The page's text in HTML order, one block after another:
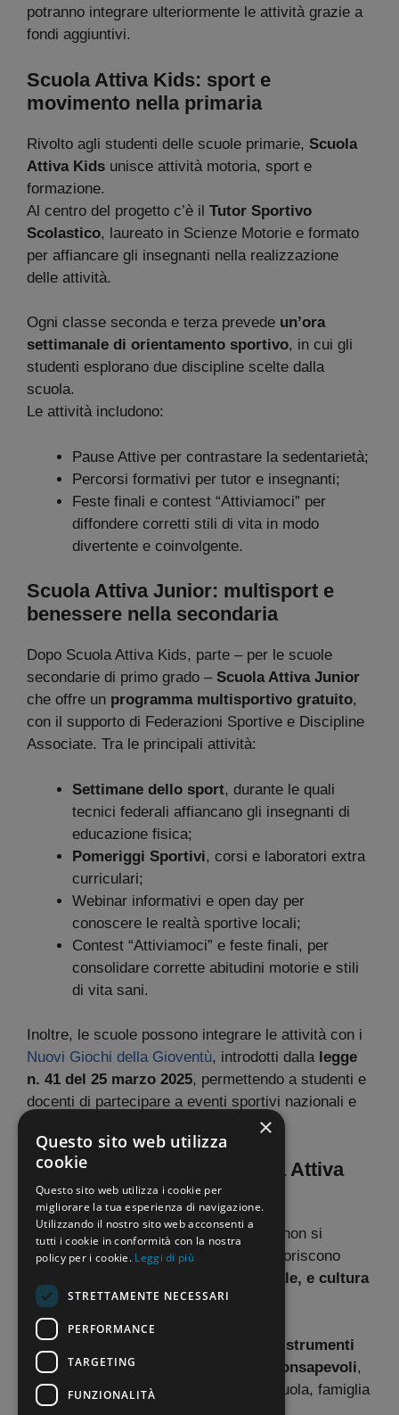
potranno integrare ulteriormente le attività grazie a
fondi aggiuntivi.
Scuola Attiva Kids: sport e
movimento nella primaria
Rivolto agli studenti delle scuole primarie, Scuola
Attiva Kids unisce attività motoria, sport e
formazione.
Al centro del progetto c’è il Tutor Sportivo
Scolastico, laureato in Scienze Motorie e formato
per affiancare gli insegnanti nella realizzazione
delle attività.
Ogni classe seconda e terza prevede un’ora
settimanale di orientamento sportivo, in cui gli
studenti esplorano due discipline scelte dalla
scuola.
Le attività includono:
Pause Attive per contrastare la sedentarietà;
Percorsi formativi per tutor e insegnanti;
Feste finali e contest “Attiviamoci” per
diffondere corretti stili di vita in modo
divertente e coinvolgente.
Scuola Attiva Junior: multisport e
benessere nella secondaria
Dopo Scuola Attiva Kids, parte – per le scuole
secondarie di primo grado – Scuola Attiva Junior
che offre un programma multisportivo gratuito,
con il supporto di Federazioni Sportive e Discipline
Associate. Tra le principali attività:
Settimane dello sport, durante le quali
tecnici federali affiancano gli insegnanti di
educazione fisica;
Pomeriggi Sportivi, corsi e laboratori extra
curriculari;
Webinar informativi e open day per
conoscere le realtà sportive locali;
Contest “Attiviamoci” e feste finali, per
consolidare corrette abitudini motorie e stili
di vita sani.
Inoltre, le scuole possono integrare le attività con i
Nuovi Giochi della Gioventù, introdotti dalla legge
n. 41 del 25 marzo 2025, permettendo a studenti e
docenti di partecipare a eventi sportivi nazionali e
Perché partecipare a Scuola Attiva
Kids e Junior
I progettiScuola Attiva Kidse Junior non si
limitano a promuovere lo sport, ma favoriscono
inclusione, benessere fisico e mentale, e cultura
motoria in ogni scuola italiana.
Partecipare significa dare agli studenti strumenti
concreti per crescere sani, attivi e consapevoli,
creando al contempo un legame tra scuola, famiglia
×
Questo sito web utilizza
cookie
Questo sito web utilizza i cookie per
migliorare la tua esperienza di navigazione.
Utilizzando il nostro sito web acconsenti a
tutti i cookie in conformità con la nostra
policy per i cookie. Leggi di più
STRETTAMENTE NECESSARI
PERFORMANCE
TARGETING
FUNZIONALITÀ